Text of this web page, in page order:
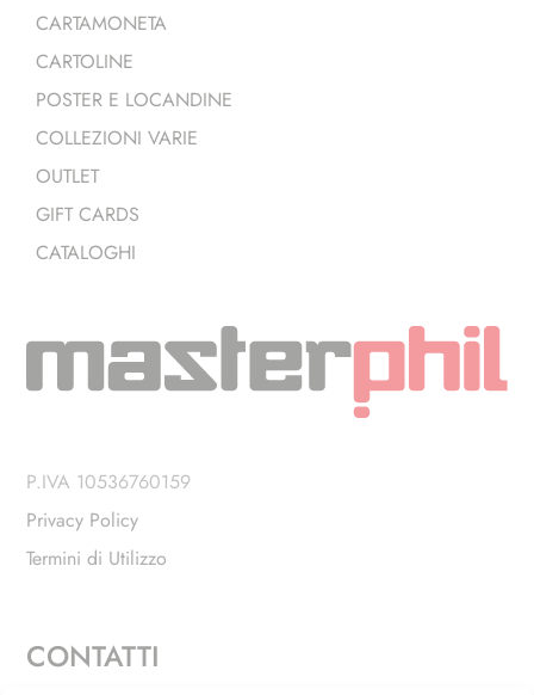
CARTAMONETA
CARTOLINE
POSTER E LOCANDINE
COLLEZIONI VARIE
OUTLET
GIFT CARDS
CATALOGHI
P.IVA 10536760159
Privacy Policy
Termini di Utilizzo
CONTATTI